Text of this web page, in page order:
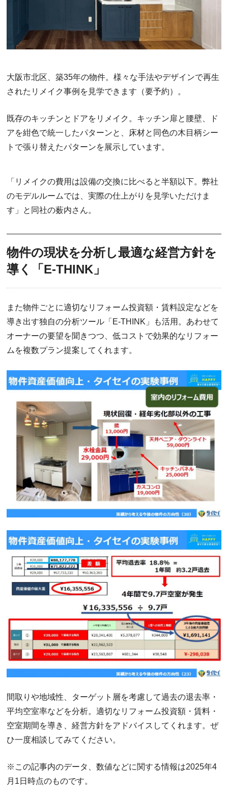
大阪市北区、築35年の物件。様々な手法やデザインで再生
されたリメイク事例を見学できます（要予約）。
既存のキッチンとドアをリメイク。キッチン扉と腰壁、ド
アを紺色で統一したパターンと、床材と同色の木目柄シー
トで張り替えたパターンを展示しています。
「リメイクの費用は設備の交換に比べると半額以下。弊社
のモデルルームでは、実際の仕上がりを見学いただけま
す」と同社の薮内さん。
物件の現状を分析し最適な経営方針を
導く「E-THINK」
また物件ごとに適切なリフォーム投資額・賃料設定などを
導き出す独自の分析ツール「E-THINK」も活用。あわせて
オーナーの要望を聞きつつ、低コストで効果的なリフォー
ムを複数プラン提案してくれます。
間取りや地域性、ターゲット層を考慮して過去の退去率・
平均空室率などを分析。適切なリフォーム投資額・賃料・
空室期間を導き、経営方針をアドバイスしてくれます。ぜ
ひ一度相談してみてください。
※この記事内のデータ、数値などに関する情報は2025年4
月1日時点のものです。